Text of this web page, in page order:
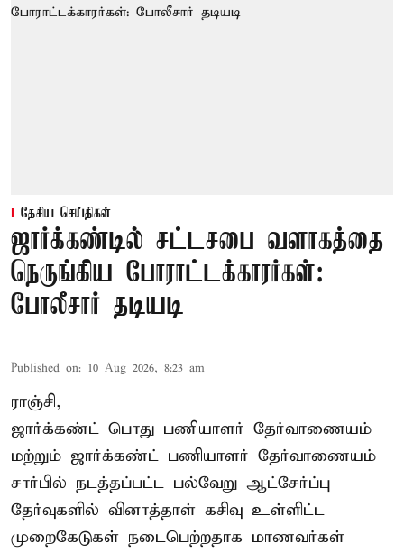
தேசிய செய்திகள்
ஜார்க்கண்டில் சட்டசபை வளாகத்தை
நெருங்கிய போராட்டக்காரர்கள்:
போலீசார் தடியடி
Published on: 10 Aug 2026, 8:23 am
ராஞ்சி,
ஜார்க்கண்ட் பொது பணியாளர் தேர்வாணையம்
மற்றும் ஜார்க்கண்ட் பணியாளர் தேர்வாணையம்
சார்பில் நடத்தப்பட்ட பல்வேறு ஆட்சேர்ப்பு
தேர்வுகளில் வினாத்தாள் கசிவு உள்ளிட்ட
முறைகேடுகள் நடைபெற்றதாக மாணவர்கள்